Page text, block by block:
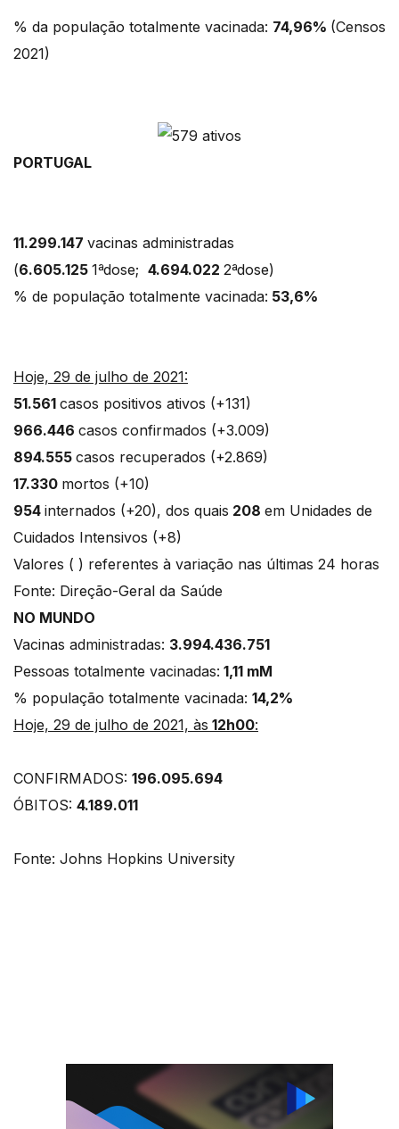
% da população totalmente vacinada: 74,96% (Censos
2021)
PORTUGAL
11.299.147 vacinas administradas
(6.605.125 1ªdose; 4.694.022 2ªdose)
% de população totalmente vacinada: 53,6%
Hoje, 29 de julho de 2021:
51.561 casos positivos ativos (+131)
966.446 casos confirmados (+3.009)
894.555 casos recuperados (+2.869)
17.330 mortos (+10)
954 internados (+20), dos quais 208 em Unidades de
Cuidados Intensivos (+8)
Valores ( ) referentes à variação nas últimas 24 horas
Fonte: Direção-Geral da Saúde
NO MUNDO
Vacinas administradas: 3.994.436.751
Pessoas totalmente vacinadas: 1,11 mM
% população totalmente vacinada: 14,2%
Hoje, 29 de julho de 2021, às 12h00:
CONFIRMADOS: 196.095.694
ÓBITOS: 4.189.011
Fonte: Johns Hopkins University